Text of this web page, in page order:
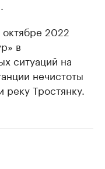
2022
в
ситуаций на
нечистоты
Тростянку.